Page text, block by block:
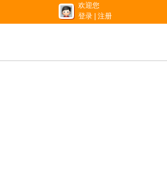
欢迎您
登录
注册